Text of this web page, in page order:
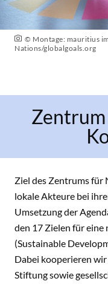
© Montage: mauritius
Nations/globalgoals.org
Ziel des Zentrums für
lokale Akteure bei
Umsetzung der
den 17 Zielen für
(Sustainable
Dabei kooperieren
Stiftung sowie